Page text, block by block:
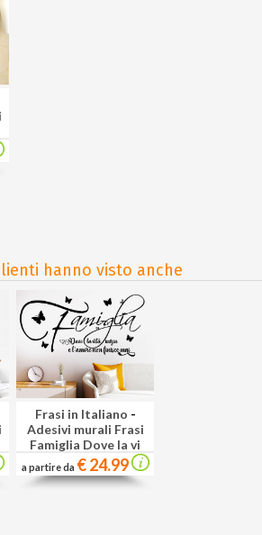
hanno visto anche
Frasi in Italiano -
Adesivi murali Frasi
Famiglia Dove la vi
a partire da € 24.99